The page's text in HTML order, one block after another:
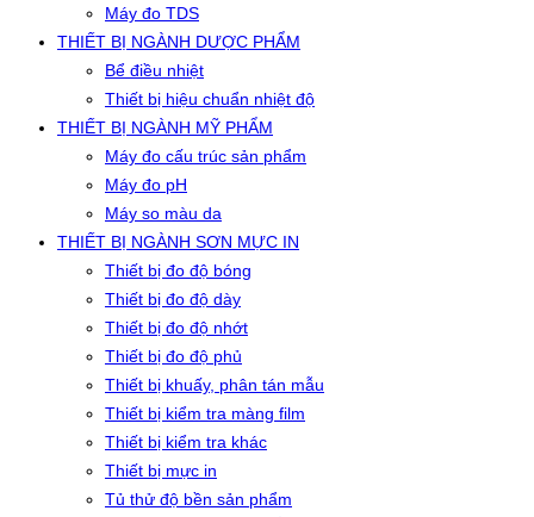
Máy đo TDS
THIẾT BỊ NGÀNH DƯỢC PHẨM
Bể điều nhiệt
Thiết bị hiệu chuẩn nhiệt độ
THIẾT BỊ NGÀNH MỸ PHẨM
Máy đo cấu trúc sản phẩm
Máy đo pH
Máy so màu da
THIẾT BỊ NGÀNH SƠN MỰC IN
Thiết bị đo độ bóng
Thiết bị đo độ dày
Thiết bị đo độ nhớt
Thiết bị đo độ phủ
Thiết bị khuấy, phân tán mẫu
Thiết bị kiểm tra màng film
Thiết bị kiểm tra khác
Thiết bị mực in
Tủ thử độ bền sản phẩm